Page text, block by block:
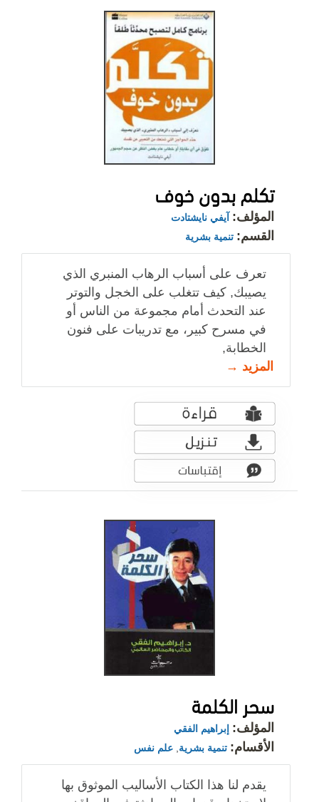
تكلم بدون خوف
المؤلف: آيفي نايشتادت
القسم: تنمية بشرية
تعرف على أسباب الرهاب المنبري الذي
يصيبك, كيف تتغلب على الخجل والتوتر
عند التحدث أمام مجموعة من الناس أو
في مسرح كبير، مع تدريبات على فنون
الخطابة,
المزيد →
سحر الكلمة
المؤلف: إبراهيم الفقي
الأقسام: تنمية بشرية, علم نفس
يقدم لنا هذا الكتاب الأساليب الموثوق بها